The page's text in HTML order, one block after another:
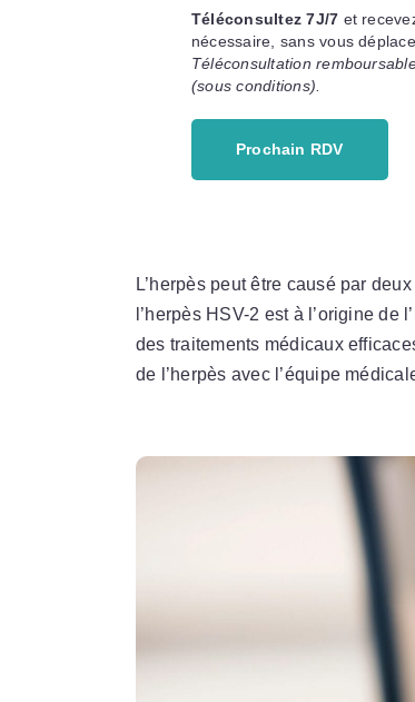
Téléconsultez 7J/7 et
nécessaire, sans vous
Téléconsultation
(sous conditions).
Prochain RDV
L’herpès peut être causé par
l’herpès HSV-2 est à l’origine
des traitements médicaux
de l’herpès avec l’équipe